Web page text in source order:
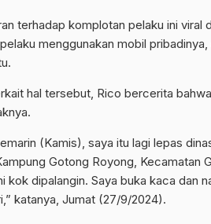
terhadap komplotan pelaku ini
menggunakan mobil
hal tersebut, Rico bercerita
(Kamis), saya itu lagi lepas
Gotong Royong, Kecamatan
kok dipalangin. Saya buka kaca dan
katanya, Jumat (27/9/2024).